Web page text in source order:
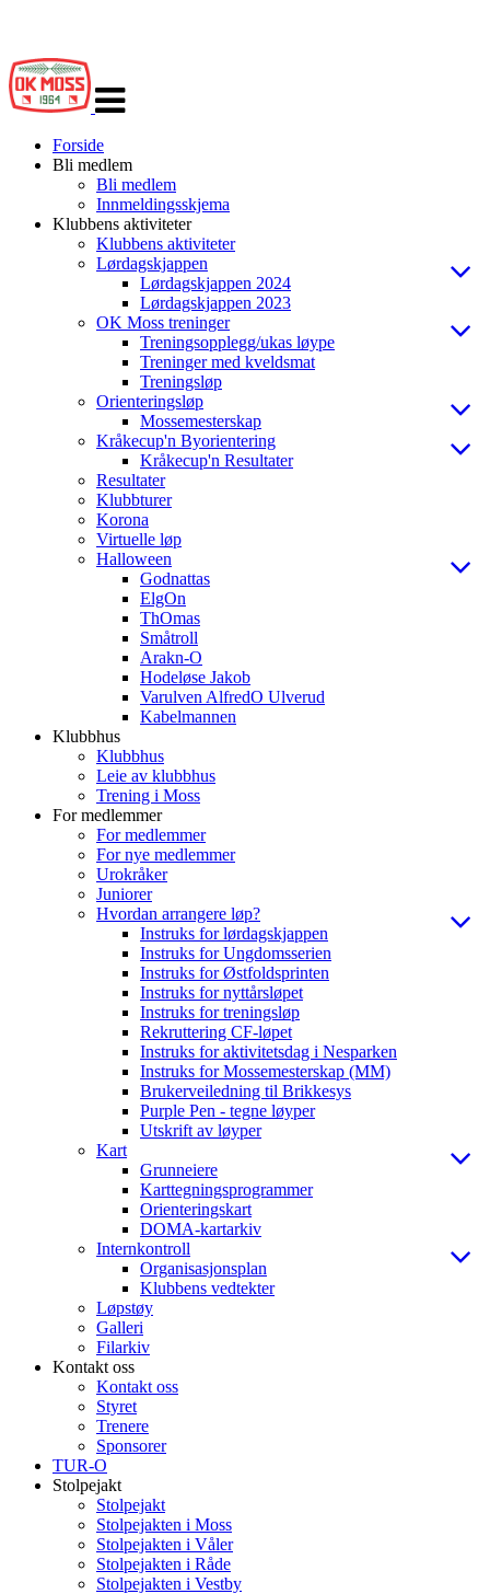
navigasjon
Forside
Bli medlem
Bli medlem
Innmeldingsskjema
Klubbens aktiviteter
Klubbens aktiviteter
Lørdagskjappen
Lørdagskjappen 2024
Lørdagskjappen 2023
OK Moss treninger
Treningsopplegg/ukas løype
Treninger med kveldsmat
Treningsløp
Orienteringsløp
Mossemesterskap
Kråkecup'n Byorientering
Kråkecup'n Resultater
Resultater
Klubbturer
Korona
Virtuelle løp
Halloween
Godnattas
ElgOn
ThOmas
Småtroll
Arakn-O
Hodeløse Jakob
Varulven AlfredO Ulverud
Kabelmannen
Klubbhus
Klubbhus
Leie av klubbhus
Trening i Moss
For medlemmer
For medlemmer
For nye medlemmer
Urokråker
Juniorer
Hvordan arrangere løp?
Instruks for lørdagskjappen
Instruks for Ungdomsserien
Instruks for Østfoldsprinten
Instruks for nyttårsløpet
Instruks for treningsløp
Rekruttering CF-løpet
Instruks for aktivitetsdag i Nesparken
Instruks for Mossemesterskap (MM)
Brukerveiledning til Brikkesys
Purple Pen - tegne løyper
Utskrift av løyper
Kart
Grunneiere
Karttegningsprogrammer
Orienteringskart
DOMA-kartarkiv
Internkontroll
Organisasjonsplan
Klubbens vedtekter
Løpstøy
Galleri
Filarkiv
Kontakt oss
Kontakt oss
Styret
Trenere
Sponsorer
TUR-O
Stolpejakt
Stolpejakt
Stolpejakten i Moss
Stolpejakten i Våler
Stolpejakten i Råde
Stolpejakten i Vestby